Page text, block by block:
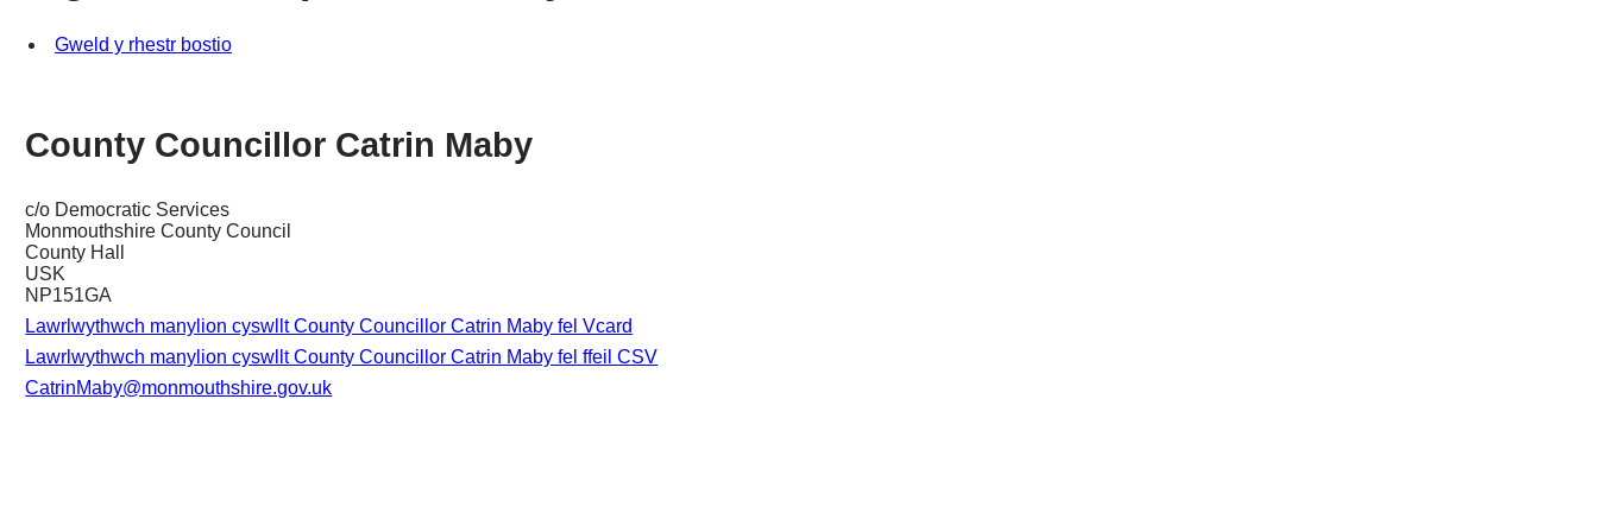
Gweld y rhestr bostio
County Councillor Catrin Maby
c/o Democratic Services
Monmouthshire County Council
County Hall
USK
NP151GA
Lawrlwythwch manylion cyswllt County Councillor Catrin Maby fel Vcard
Lawrlwythwch manylion cyswllt County Councillor Catrin Maby fel ffeil CSV
CatrinMaby@monmouthshire.gov.uk